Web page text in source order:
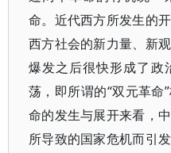
命。近代西方所发生的
西方社会的新力量、新
爆发之后很快形成了政
荡，即所谓的“双元革命
命的发生与展开来看，
所导致的国家危机而引